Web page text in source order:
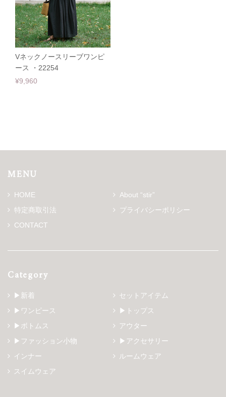
Vネックノースリーブワンピ
ース ・22254
¥9,960
MENU
HOME
About “stir”
特定商取引法
プライバシーポリシー
CONTACT
Category
▶新着
セットアイテム
▶ワンピース
▶トップス
▶ボトムス
アウター
▶ファッション小物
▶アクセサリー
インナー
ルームウェア
スイムウェア